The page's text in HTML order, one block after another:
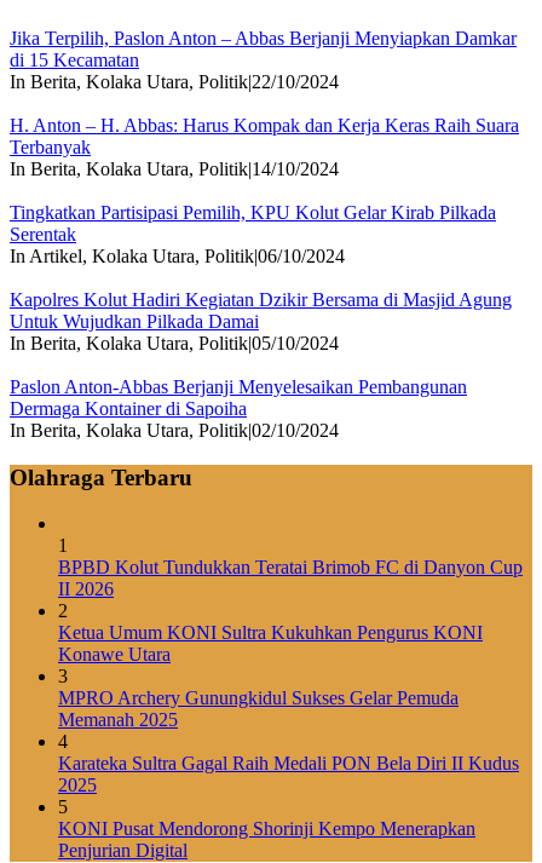
Jika Terpilih, Paslon Anton – Abbas Berjanji Menyiapkan Damkar
di 15 Kecamatan
In Berita, Kolaka Utara, Politik|22/10/2024
H. Anton – H. Abbas: Harus Kompak dan Kerja Keras Raih Suara
Terbanyak
In Berita, Kolaka Utara, Politik|14/10/2024
Tingkatkan Partisipasi Pemilih, KPU Kolut Gelar Kirab Pilkada
Serentak
In Artikel, Kolaka Utara, Politik|06/10/2024
Kapolres Kolut Hadiri Kegiatan Dzikir Bersama di Masjid Agung
Untuk Wujudkan Pilkada Damai
In Berita, Kolaka Utara, Politik|05/10/2024
Paslon Anton-Abbas Berjanji Menyelesaikan Pembangunan
Dermaga Kontainer di Sapoiha
In Berita, Kolaka Utara, Politik|02/10/2024
Olahraga Terbaru
1
BPBD Kolut Tundukkan Teratai Brimob FC di Danyon Cup
II 2026
2
Ketua Umum KONI Sultra Kukuhkan Pengurus KONI
Konawe Utara
3
MPRO Archery Gunungkidul Sukses Gelar Pemuda
Memanah 2025
4
Karateka Sultra Gagal Raih Medali PON Bela Diri II Kudus
2025
5
KONI Pusat Mendorong Shorinji Kempo Menerapkan
Penjurian Digital